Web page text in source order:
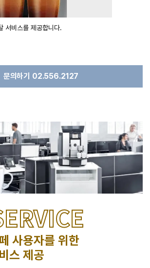
서비스를 제공합니다.
문의하기 02.556.2127
사용자를 위한
스 제공